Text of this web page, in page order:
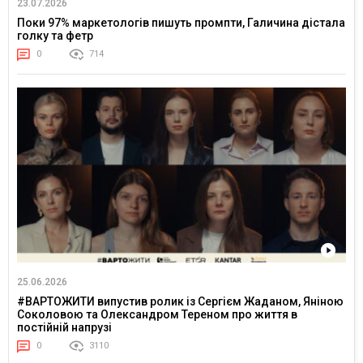
23.07.2026
Поки 97% маркетологів пишуть промпти, Галичина дістала
голку та фетр
0 714
25.06.2026
#ВАРТОЖИТИ випустив ролик із Сергієм Жаданом, Яніною
Соколовою та Олександром Тереном про життя в
постійній напрузі
0 3110